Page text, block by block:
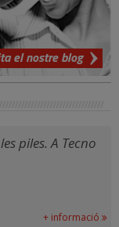
el nostre blog
piles. A Tecno
+ informació